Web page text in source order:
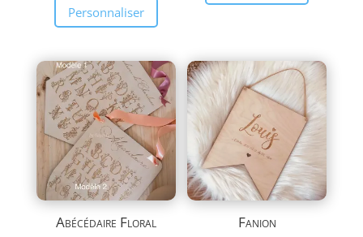
Personnaliser
Abécédaire Floral Fanion